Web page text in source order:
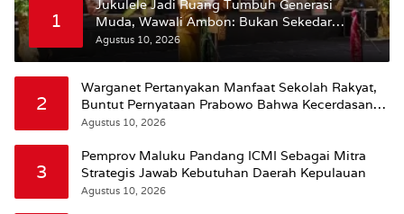
1
Jukulele Jadi Ruang Tumbuh Generasi
Muda, Wawali Ambon: Bukan Sekedar
Mencari Juara
Agustus 10, 2026
2
Warganet Pertanyakan Manfaat Sekolah Rakyat,
Buntut Pernyataan Prabowo Bahwa Kecerdasan
Bukan dari Sekolah
Agustus 10, 2026
3
Pemprov Maluku Pandang ICMI Sebagai Mitra
Strategis Jawab Kebutuhan Daerah Kepulauan
Agustus 10, 2026